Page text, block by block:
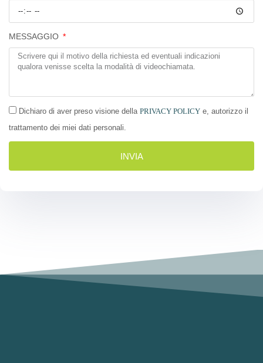
MESSAGGIO
Dichiaro di aver preso visione della PRIVACY POLICY e, autorizzo il
trattamento dei miei dati personali.
INVIA